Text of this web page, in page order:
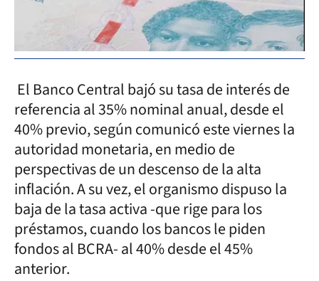
El Banco Central bajó su tasa de interés de
referencia al 35% nominal anual, desde el
40% previo, según comunicó este viernes la
autoridad monetaria, en medio de
perspectivas de un descenso de la alta
inflación. A su vez, el organismo dispuso la
baja de la tasa activa -que rige para los
préstamos, cuando los bancos le piden
fondos al BCRA- al 40% desde el 45%
anterior.